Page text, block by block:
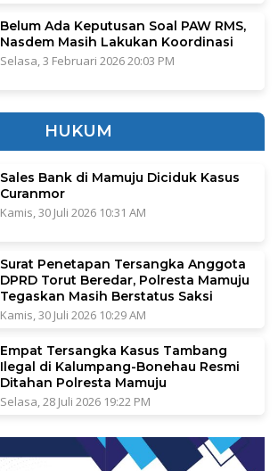
Belum Ada Keputusan Soal PAW RMS,
Nasdem Masih Lakukan Koordinasi
Selasa, 3 Februari 2026 20:03 PM
HUKUM
Sales Bank di Mamuju Diciduk Kasus
Curanmor
Kamis, 30 Juli 2026 10:31 AM
Surat Penetapan Tersangka Anggota
DPRD Torut Beredar, Polresta Mamuju
Tegaskan Masih Berstatus Saksi
Kamis, 30 Juli 2026 10:29 AM
Empat Tersangka Kasus Tambang
Ilegal di Kalumpang-Bonehau Resmi
Ditahan Polresta Mamuju
Selasa, 28 Juli 2026 19:22 PM